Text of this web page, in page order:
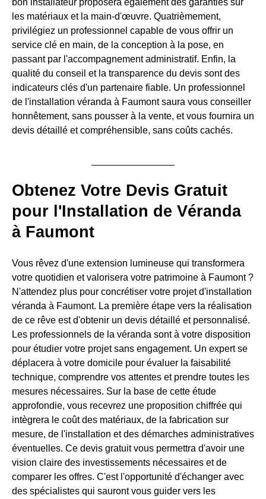
bon installateur proposera également des garanties sur
les matériaux et la main-d'œuvre. Quatrièmement,
privilégiez un professionnel capable de vous offrir un
service clé en main, de la conception à la pose, en
passant par l'accompagnement administratif. Enfin, la
qualité du conseil et la transparence du devis sont des
indicateurs clés d'un partenaire fiable. Un professionnel
de l'installation véranda à Faumont saura vous conseiller
honnêtement, sans pousser à la vente, et vous fournira un
devis détaillé et compréhensible, sans coûts cachés.
Obtenez Votre Devis Gratuit
pour l'Installation de Véranda
à Faumont
Vous rêvez d'une extension lumineuse qui transformera
votre quotidien et valorisera votre patrimoine à Faumont ?
N'attendez plus pour concrétiser votre projet d'installation
véranda à Faumont. La première étape vers la réalisation
de ce rêve est d'obtenir un devis détaillé et personnalisé.
Les professionnels de la véranda sont à votre disposition
pour étudier votre projet sans engagement. Un expert se
déplacera à votre domicile pour évaluer la faisabilité
technique, comprendre vos attentes et prendre toutes les
mesures nécessaires. Sur la base de cette étude
approfondie, vous recevrez une proposition chiffrée qui
intègrera le coût des matériaux, de la fabrication sur
mesure, de l'installation et des démarches administratives
éventuelles. Ce devis gratuit vous permettra d'avoir une
vision claire des investissements nécessaires et de
comparer les offres. C'est l'opportunité d'échanger avec
des spécialistes qui sauront vous guider vers les